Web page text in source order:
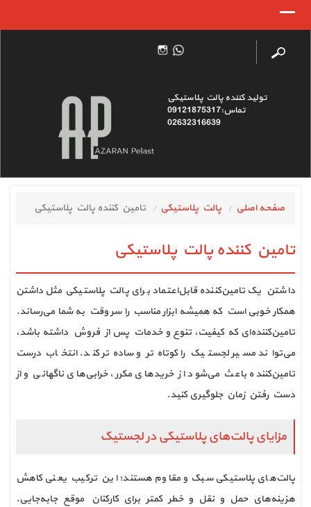
تولید کننده پالت پلاستیکی
تماس:09121875317
02632316639
صفحه اصلی پالت پلاستیکی تامين كننده پالت پلاستيكي
تامين كننده پالت پلاستيكي
داشتن یک تامین‌کننده قابل‌اعتماد برای پالت پلاستیکی مثل داشتن
همکار خوبی است که همیشه ابزار مناسب را سر وقت به شما می‌رساند.
تامین‌کننده‌ای که کیفیت، تنوع و خدمات پس از فروش داشته باشد،
می‌تواند مسیر لجستیک را کوتاه‌تر و ساده‌تر کند. انتخاب درست
تامین‌کننده باعث می‌شود از خریدهای مکرر، خرابی‌های ناگهانی و از
دست رفتن زمان جلوگیری کنید.
مزایای پالت‌های پلاستیکی در لجستیک
پالت‌های پلاستیکی سبک و مقاوم هستند؛ این ترکیب یعنی کاهش
هزینه‌های حمل و نقل و خطر کمتر برای کارکنان موقع جا‌به‌جایی.